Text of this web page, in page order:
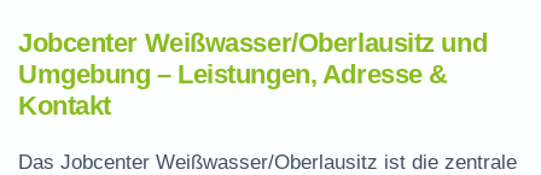
Jobcenter Weißwasser/Oberlausitz und
Umgebung – Leistungen, Adresse &
Kontakt
Das Jobcenter Weißwasser/Oberlausitz ist die zentrale